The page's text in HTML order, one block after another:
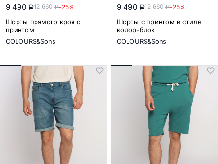
9 490 a12 660a-25%
Шорты прямого кроя с
принтом
COLOURS&Sons
9 490 a12 660a-25%
Шорты с принтом в стиле
колор-блок
COLOURS&Sons